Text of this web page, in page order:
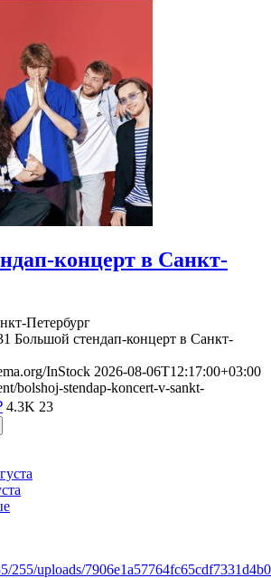
концерт в Санкт-
Петербург
Большой стендап-концерт в Санкт-
InStock 2026-08-06T12:17:00+03:00
bolshoj-stendap-koncert-v-sankt-
4.3K 23
255/uploads/